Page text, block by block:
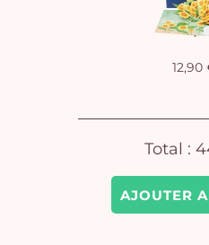
AJOUTER
12,90
Total :